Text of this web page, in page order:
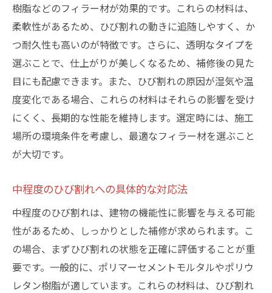
樹脂などのフィラー材が効果的です。これらの材料は、
柔軟性があるため、ひび割れの動きに追随しやすく、か
つ耐久性も高いのが特徴です。さらに、透明なタイプを
選ぶことで、仕上がりが美しくなるため、補修後の見た
目にも配慮できます。また、ひび割れの原因が湿気や温
度変化である場合、これらの材料はそれらの影響を受け
にくく、長期的な性能を維持します。選定時には、施工
場所の環境条件を考慮し、最適なフィラー材を選ぶこと
が大切です。
中程度のひび割れへの具体的な対応法
中程度のひび割れは、建物の機能性に影響を与える可能
性があるため、しっかりとした補修が求められます。こ
の場合、まずひび割れの状態を正確に評価することが重
要です。一般的に、ポリマーセメントモルタルやポリウ
レタン樹脂が適しています。これらの材料は、ひび割れ